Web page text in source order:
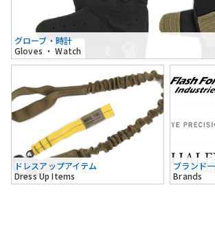
グローブ・時計
Gloves ・ Watch
ドレスアップアイテム
Dress Up Items
ブランド
Brands